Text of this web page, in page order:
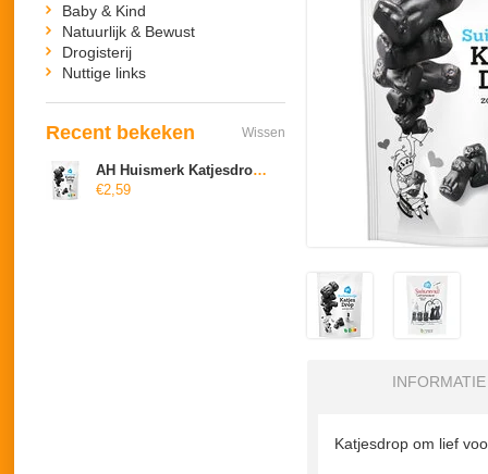
INFORMATIE
Katjesdrop om lief
Baby & Kind
Natuurlijk & Bewust
Drogisterij
Nuttige links
Recent bekeken Wissen
AH Huismerk Katjesdrop zoet (suikervrij)
€2,59